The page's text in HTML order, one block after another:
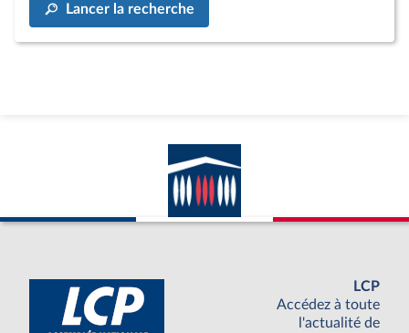
Lancer la recherche
LCP
Accédez à toute
l'actualité de